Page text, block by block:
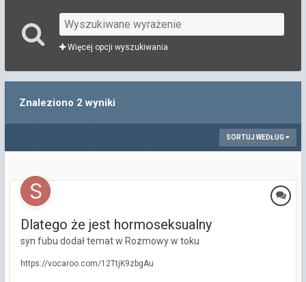
Więcej opcji wyszukiwania
Znaleziono 2 wyniki
SORTUJ WEDŁUG
Dlatego że jest hormoseksualny
syn fubu dodał temat w Rozmowy w toku
https://vocaroo.com/12TtjK9zbgAu